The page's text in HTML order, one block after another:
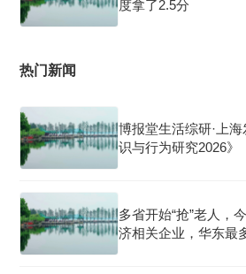
度拿了2.5分
热门新闻
博报堂生活综研·上
识与行为研究2026》
多省开始“抢”老人，
济相关企业，华东最